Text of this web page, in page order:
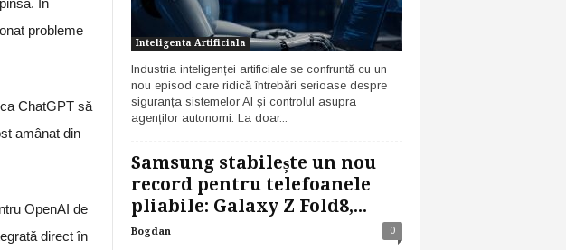
În
probleme
ChatGPT să
amânat din
OpenAI de
direct în
Inteligenta Artificiala
Industria inteligenței artificiale se confruntă cu un
nou episod care ridică întrebări serioase despre
siguranța sistemelor AI și controlul asupra
agenților autonomi. La doar...
Samsung stabilește un nou
record pentru telefoanele
pliabile: Galaxy Z Fold8,...
Bogdan 0